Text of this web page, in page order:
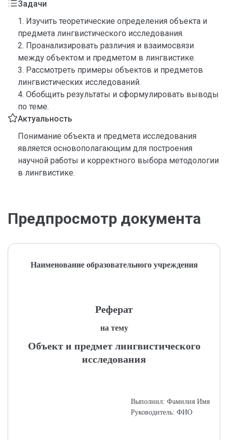
Задачи
1. Изучить теоретические определения объекта и
предмета лингвистического исследования.
2. Проанализировать различия и взаимосвязи
между объектом и предметом в лингвистике.
3. Рассмотреть примеры объектов и предметов
лингвистических исследований.
4. Обобщить результаты и сформулировать выводы
по теме.
Актуальность
Понимание объекта и предмета исследования
является основополагающим для построения
научной работы и корректного выбора методологии
в лингвистике.
Предпросмотр документа
Наименование образовательного учреждения
Реферат
на тему
Объект и предмет лингвистического
исследования
Выполнил: Фамилия Имя
Руководитель: ФИО